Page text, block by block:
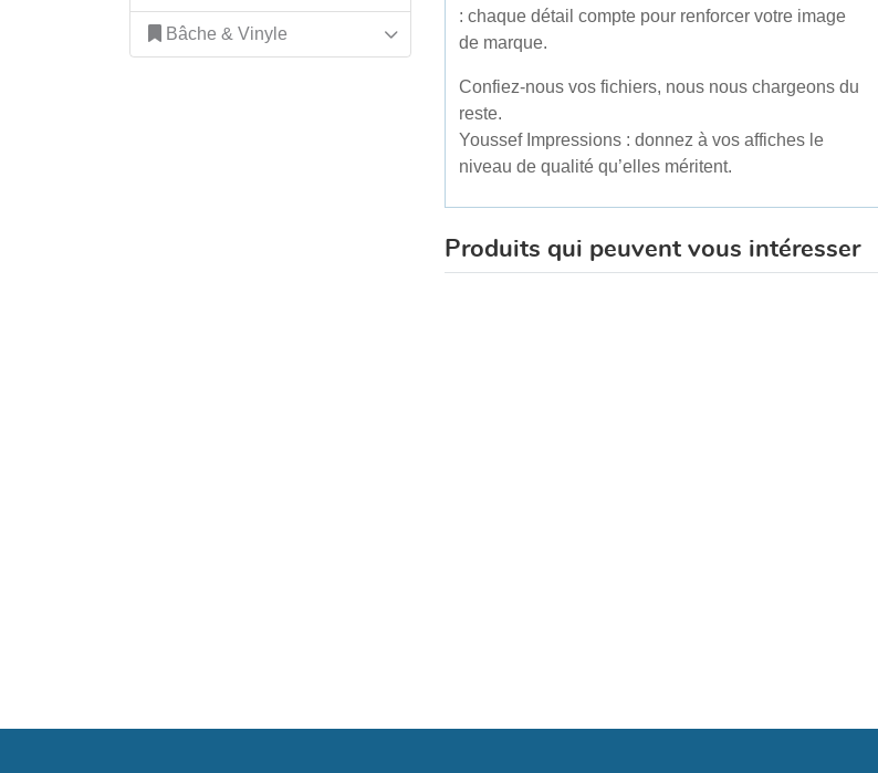
Bâche & Vinyle
: chaque détail compte pour renforcer votre image
de marque.
Confiez-nous vos fichiers, nous nous chargeons du
reste.
Youssef Impressions : donnez à vos affiches le
niveau de qualité qu’elles méritent.
Produits qui peuvent vous intéresser